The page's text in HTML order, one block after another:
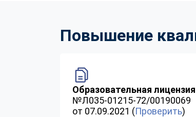
Повышение
Образовательная лицензия
№Л035-01215-72/00190069
от 07.09.2021 (Проверить)